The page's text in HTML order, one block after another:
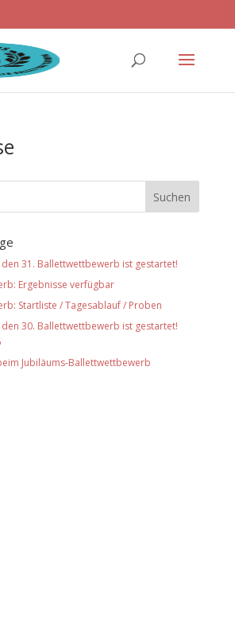
31. Ballettwettbewerb ist gestartet!
Ergebnisse verfügbar
Startliste / Tagesablauf / Proben
30. Ballettwettbewerb ist gestartet!
Jubiläums-Ballettwettbewerb